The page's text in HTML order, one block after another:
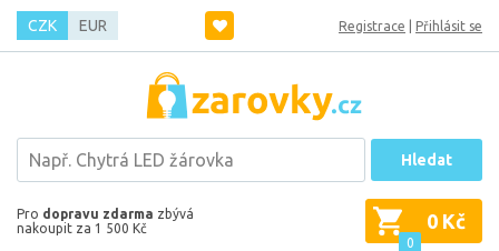
CZK EUR Registrace Přihlásit se
Hledat
Pro dopravu zdarma zbývá
nakoupit za 1 500 Kč
0
0 Kč